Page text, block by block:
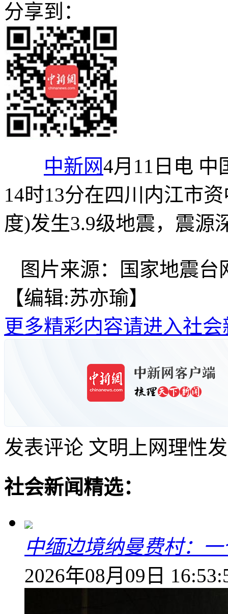
分享到：
中新网4月11日电 中
14时13分在四川内江市
度)发生3.9级地震，震源
图片来源：国家地震台
【编辑:苏亦瑜】
更多精彩内容请进入社会
发表评论 文明上网理性
社会新闻精选：
中缅边境纳曼费村：
2026年08月09日